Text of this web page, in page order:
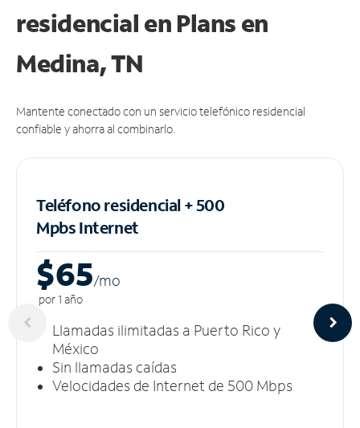
residencial en Plans en
Medina, TN
Mantente conectado con un servicio telefónico residencial
confiable y ahorra al combinarlo.
Teléfono residencial + 500
MpbsInternet
$65/mo
por 1 año
Llamadas ilimitadas a Puerto Rico y
México
Sin llamadas caídas
Velocidades de Internet de 500 Mbps